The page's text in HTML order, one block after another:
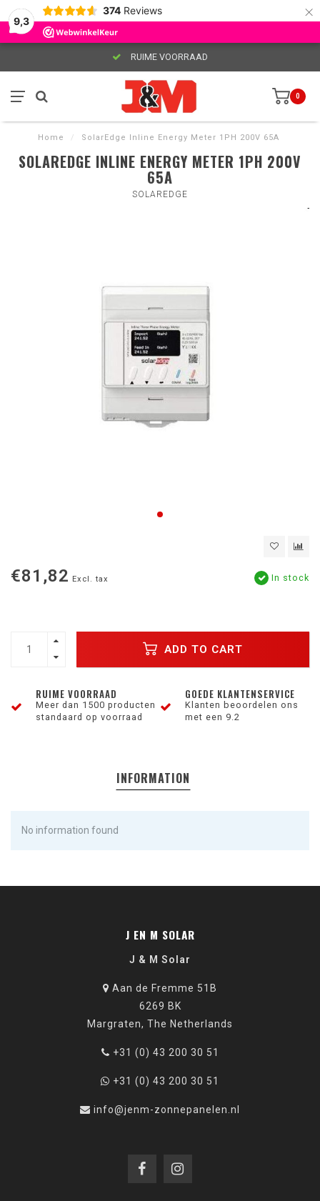
9,3
374 Reviews ×
RUIME VOORRAAD
0
Home / SolarEdge Inline Energy Meter 1PH 200V 65A
SOLAREDGE INLINE ENERGY METER 1PH 200V
65A
SOLAREDGE
€81,82 Excl. tax In stock
ADD TO CART
RUIME VOORRAAD
Meer dan 1500 producten
standaard op voorraad
GOEDE KLANTENSERVICE
Klanten beoordelen ons
met een 9.2
INFORMATION
No information found
J EN M SOLAR
J & M Solar
Aan de Fremme 51B
6269 BK
Margraten, The Netherlands
+31 (0) 43 200 30 51
+31 (0) 43 200 30 51
info@jenm-zonnepanelen.nl